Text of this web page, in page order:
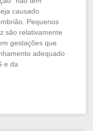
causado
Pequenos
são relativamente
gestações que
adequado
e da